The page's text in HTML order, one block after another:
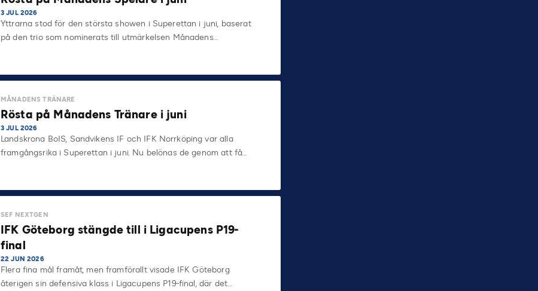
3 JUL 2026
Yttrarna stod för den största showen i Superettan i juni, baserat
på den trio som nominerats till utmärkelsen Månadens…
MÅNADENS TRÄNARE
Rösta på Månadens Tränare i juni
3 JUL 2026
Landskrona BoIS, Sandvikens IF och IFK Norrköping var alla
framgångsrika i Superettan i juni. Nu belönas de genom att få…
SEF NEXTGEN
IFK Göteborg stängde till i Ligacupens P19-
final
22 JUN 2026
Flera fina mål framåt, men framförallt visade IFK Göteborg
återigen sin defensiva klass i Ligacupens P19-final, där det…